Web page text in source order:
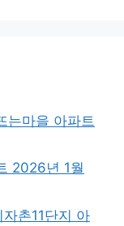
는마을 아파트
2026년 1월
촌11단지 아